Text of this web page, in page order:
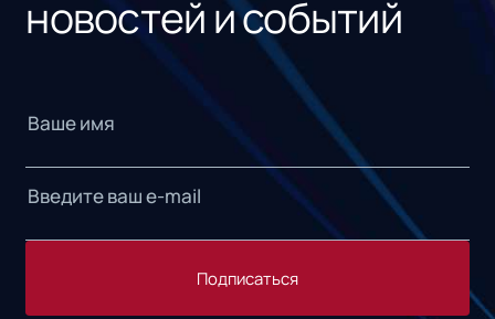
новостей и событий
Подписаться